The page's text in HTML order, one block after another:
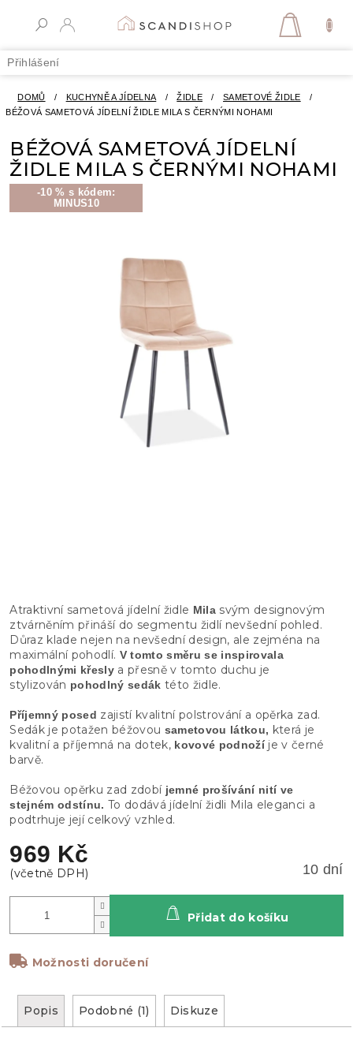
Přihlášení
DOMŮ / KUCHYNĚ A JÍDELNA / ŽIDLE / SAMETOVÉ ŽIDLE
/
BÉŽOVÁ SAMETOVÁ JÍDELNÍ ŽIDLE MILA S ČERNÝMI NOHAMI
BÉŽOVÁ SAMETOVÁ JÍDELNÍ
ŽIDLE MILA S ČERNÝMI NOHAMI
-10 % s kódem:
MINUS10
969 Kč
10 dní
Možnosti doručení
Přidat do košíku
Atraktivní sametová jídelní židle Mila svým designovým
ztvárněním přináší do segmentu židlí nevšední pohled.
Důraz klade nejen na nevšední design, ale zejména na
maximální pohodlí. V tomto směru se inspirovala
pohodlnými křeslya přesně v tomto duchu je
stylizován pohodlný sedák této židle.
Příjemný posed zajistí kvalitní polstrování a opěrka zad.
Sedák je potažen béžovou sametovou látkou, která je
kvalitní a příjemná na dotek,kovové podnožíje v černé
barvě.
Béžovou opěrku zad zdobí jemné prošívání nití ve
stejném odstínu. To dodává jídelní židli Mila eleganci a
podtrhuje její celkový vzhled.
Popis Podobné (1) Diskuze